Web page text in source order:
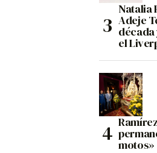
Natalia
Adeje
el
motos»